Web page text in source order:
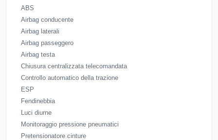
ABS
Airbag conducente
Airbag laterali
Airbag passeggero
Airbag testa
Chiusura centralizzata telecomandata
Controllo automatico della trazione
ESP
Fendinebbia
Luci diurne
Monitoraggio pressione pneumatici
Pretensionatore cinture